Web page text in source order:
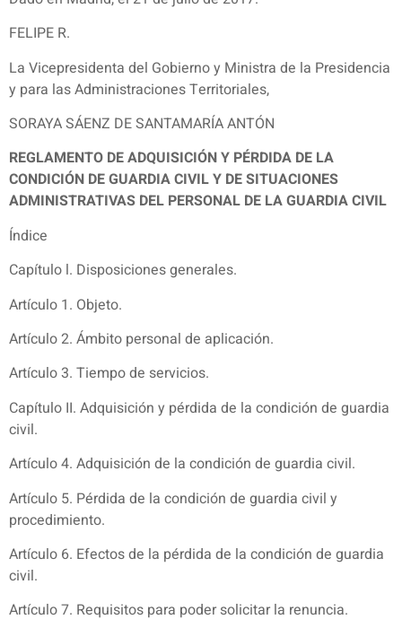
FELIPE R.
La Vicepresidenta del Gobierno y Ministra de la Presidencia
y para las Administraciones Territoriales,
SORAYA SÁENZ DE SANTAMARÍA ANTÓN
REGLAMENTO DE ADQUISICIÓN Y PÉRDIDA DE LA
CONDICIÓN DE GUARDIA CIVIL Y DE SITUACIONES
ADMINISTRATIVAS DEL PERSONAL DE LA GUARDIA CIVIL
Índice
Capítulo l. Disposiciones generales.
Artículo 1. Objeto.
Artículo 2. Ámbito personal de aplicación.
Artículo 3. Tiempo de servicios.
Capítulo II. Adquisición y pérdida de la condición de guardia
civil.
Artículo 4. Adquisición de la condición de guardia civil.
Artículo 5. Pérdida de la condición de guardia civil y
procedimiento.
Artículo 6. Efectos de la pérdida de la condición de guardia
civil.
Artículo 7. Requisitos para poder solicitar la renuncia.